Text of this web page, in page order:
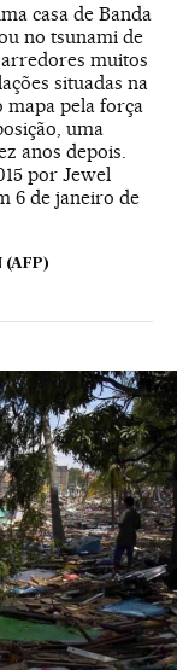
casa de Banda
no tsunami de
muitos
situadas na
mapa pela força
uma
anos depois.
por Jewel
6 de janeiro de
(AFP)